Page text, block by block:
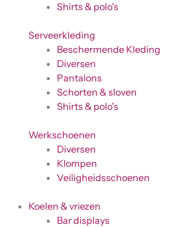
Shirts & polo's
Serveerkleding
Beschermende Kleding
Diversen
Pantalons
Schorten & sloven
Shirts & polo's
Werkschoenen
Diversen
Klompen
Veiligheidsschoenen
Koelen & vriezen
Bar displays